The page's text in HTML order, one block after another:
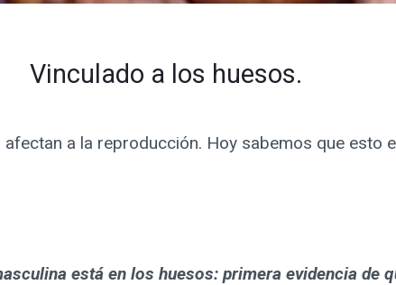
Vinculado a los huesos.
a la reproducción. Hoy sabemos que esto
está en los huesos: primera evidencia de